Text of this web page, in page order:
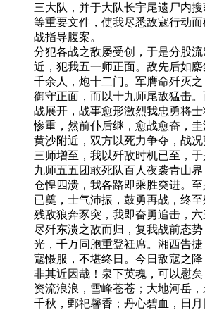
三大队，并于大队长宇尾遗尸内
等重要文件，使我尽悉敌寇行动
战指导腹案。
分犯各战之敌屡受创，于是分股
近，犯我五一师正面。敌先后如
千余人，炮十二门。军膺命歼灭
御守正面，而以十九师尾敌猛击
战展开，战事愈形激烈我忠勇将
惨重，然前仆后继，愈战愈奋，
黄沙附近，双方以死力争夺，战
三师增至，我以歼敌时机已至，
九师五五团敢死队百人夜袭青山
仓惶四溃，我各路即乘胜突进。
已奠，士气沛振，鼓勇再战，终至
残敌狼奔豕突，我即奋勇追击，六
尽歼东溃之敌而归，复我战前态
光，千万同胞重登衽席。湘西告
寇慑服，不堪终日。今日敌寇之
非其近因哉！泉下英魂，可以慰矣
资流浪浪，雪峰苍苍；大地河岳
千秋，鄄祀馨香；丹心碧血，日月